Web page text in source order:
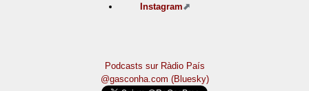
Instagram
Podcasts sur Ràdio País
@gasconha.com (Bluesky)